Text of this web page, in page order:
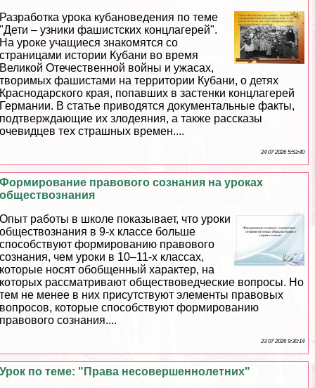
Разработка урока кубановедения по теме
"Дети – узники фашистских концлагерей".
На уроке учащиеся знакомятся со
страницами истории Кубани во время
Великой Отечественной войны и ужасах,
творимых фашистами на территории Кубани, о детях
Краснодарского края, попавших в застенки концлагерей
Германии. В статье приводятся документальные факты,
подтверждающие их злодеяния, а также рассказы
очевидцев тех страшных времен....
24 07 2026 5:53:40
Формирование правового сознания на уроках
обществознания
Опыт работы в школе показывает, что уроки
обществознания в 9-х классе больше
способствуют формированию правового
сознания, чем уроки в 10–11-х классах,
которые носят обобщенный хаpaктер, на
которых рассматривают обществоведческие вопросы. Но
тем не менее в них присутствуют элементы правовых
вопросов, которые способствуют формированию
правового сознания....
23 07 2026 9:30:14
Урок по теме: "Права несовершеннолетних"